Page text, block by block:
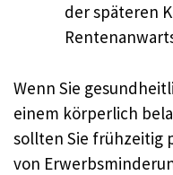
der späteren
Wenn Sie
einem körperlich
sollten Sie frühzeitig
von